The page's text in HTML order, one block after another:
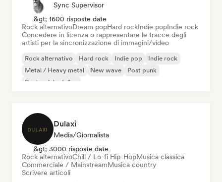
Sync Supervisor
&gt; 1600 risposte date
Rock alternativoDream popHard rockIndie popIndie rock
Concedere in licenza o rappresentare le tracce degli
artisti per la sincronizzazione di immagini/video
Rock alternativo Hard rock Indie pop
Indie rock
Metal / Heavy metal
New wave
Post punk
Rock psichedelico
Dulaxi
Media/Giornalista
&gt; 3000 risposte date
Rock alternativoChill / Lo-fi Hip-HopMusica classica
Commerciale / MainstreamMusica country
Scrivere articoli